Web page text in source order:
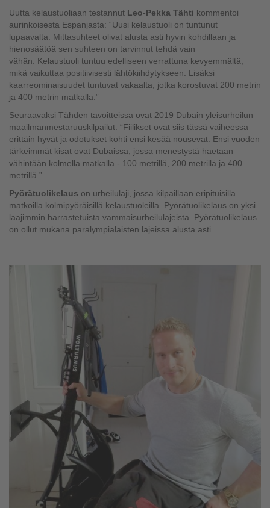
Uutta kelaustuoliaan testannut Leo-Pekka Tähti kommentoi
aurinkoisesta Espanjasta: “Uusi kelaustuoli on tuntunut
lupaavalta. Mittasuhteet olivat alusta asti hyvin kohdillaan ja
hienosäätöä sen suhteen on tarvinnut tehdä vain
vähän. Kelaustuoli tuntuu edelliseen verrattuna kevyemmältä,
mikä vaikuttaa positiivisesti lähtökiihdytykseen. Lisäksi
kaarreominaisuudet tuntuvat vakaalta, jotka korostuvat 200 metrin
ja 400 metrin matkalla.”
Seuraavaksi Tähden tavoitteissa ovat 2019 Dubain yleisurheilun
maailmanmestaruuskilpailut: “Fiilikset ovat siis tässä vaiheessa
erittäin hyvät ja odotukset kohti ensi kesää nousevat. Ensi vuoden
tärkeimmät kisat ovat Dubaissa, jossa menestystä haetaan
vähintään kolmella matkalla - 100 metrillä, 200 metrillä ja 400
metrillä.”
Pyörätuolikelaus on urheilulaji, jossa kilpaillaan eripituisilla
matkoilla kolmipyöräisillä kelaustuoleilla. Pyörätuolikelaus on yksi
laajimmin harrastetuista vammaisurheilulajeista. Pyörätuolikelaus
on ollut mukana paralympialaisten lajeissa alusta asti.